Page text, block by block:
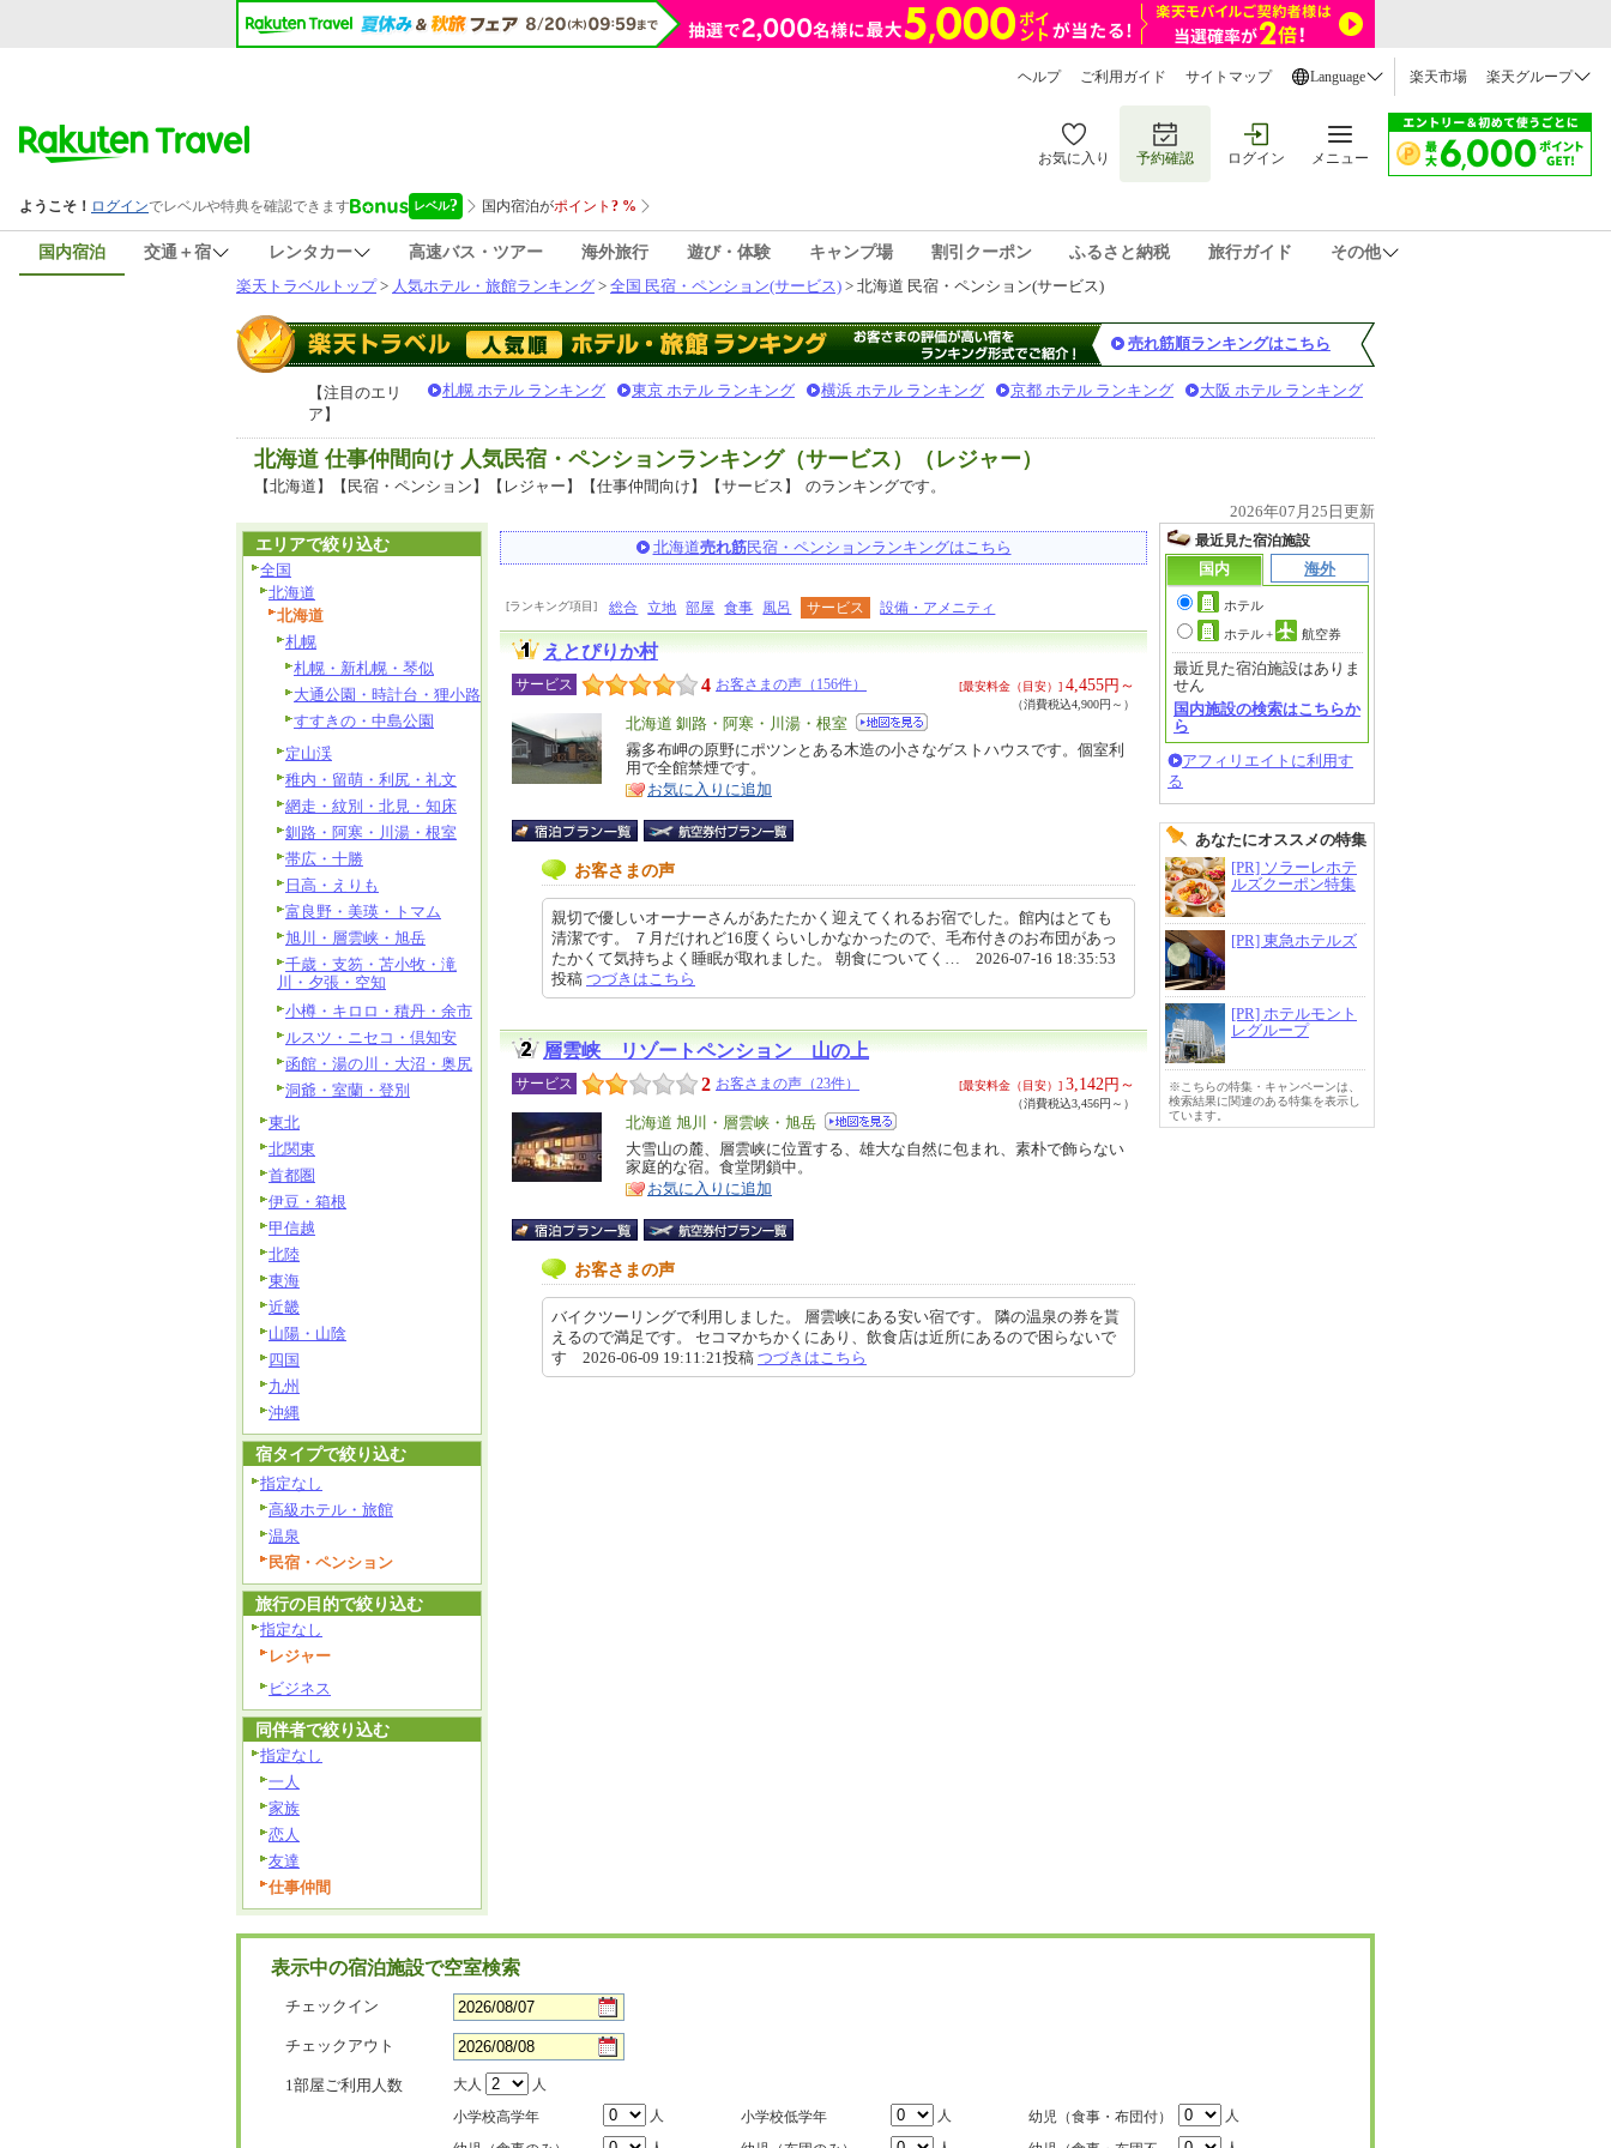
ヘルプ ご利用ガイド サイトマップ Language 楽天市場 楽天グループ
お気に入り 予約確認 ログイン メニュー
国内宿泊 交通＋宿 レンタカー 高速バス・ツアー 海外旅行 遊び・体験 キャンプ場 割引クーポン ふるさと納税 旅行ガイド
その他
楽天トラベルトップ> 人気ホテル・旅館ランキング > 全国 民宿・ペンション(サービス) > 北海道 民宿・ペンション(サービス)
売れ筋順ランキングはこちら
【注目のエリ
ア】
札幌 ホテル ランキング 東京 ホテル ランキング 横浜 ホテル ランキング 京都 ホテル ランキング 大阪 ホテル ランキング
北海道 仕事仲間向け 人気民宿・ペンションランキング（サービス）（レジャー）
【北海道】【民宿・ペンション】【レジャー】【仕事仲間向け】【サービス】
のランキングです。
2026年07月25日更新
北海道売れ筋民宿・ペンションランキングはこちら
[ランキング項目] 総合 立地 部屋 食事 風呂 サービス 設備・アメニティ
えとぴりか村
サービス 4 お客さまの声（156件） [最安料金（目安）] 4,455円～
（消費税込4,900円～）
エ
リ
ア
北海道 釧路・阿寒・川湯・根室
特
徴
霧多布岬の原野にポツンとある木造の小さなゲストハウスです。個室利
用で全館禁煙です。
お気に入りに追加
お客さまの声
親切で優しいオーナーさんがあたたかく迎えてくれるお宿でした。館内はとても
清潔です。 ７月だけれど16度くらいしかなかったので、毛布付きのお布団があっ
たかくて気持ちよく睡眠が取れました。 朝食についてく… 2026-07-16 18:35:53
投稿 つづきはこちら
層雲峡 リゾートペンション 山の上
サービス 2 お客さまの声（23件） [最安料金（目安）] 3,142 円～
（消費税込3,456円～）
エ
リ
ア
北海道 旭川・層雲峡・旭岳
特
徴
大雪山の麓、層雲峡に位置する、雄大な自然に包まれ、素朴で飾らない
家庭的な宿。食堂閉鎖中。
お気に入りに追加
お客さまの声
バイクツーリングで利用しました。 層雲峡にある安い宿です。 隣の温泉の券を貰
えるので満足です。 セコマかちかくにあり、飲食店は近所にあるので困らないで
す 2026-06-09 19:11:21投稿 つづきはこちら
最近見た宿泊施設
国内
海外
ホテル
ホテル+ 航空券
最近見た宿泊施設はありま
せん
国内施設の検索はこちらか
ら
アフィリエイトに利用す
る
あなたにオススメの特集
[PR] ソラーレホテ
ルズクーポン特集
[PR] 東急ホテルズ
[PR] ホテルモント
レグループ
※こちらの特集・キャンペーンは、
検索結果に関連のある特集を表示し
ています。
エリアで絞り込む
全国
北海道
北海道
札幌
札幌・新札幌・琴似
大通公園・時計台・狸小路
すすきの・中島公園
定山渓
稚内・留萌・利尻・礼文
網走・紋別・北見・知床
釧路・阿寒・川湯・根室
帯広・十勝
日高・えりも
富良野・美瑛・トマム
旭川・層雲峡・旭岳
千歳・支笏・苫小牧・滝
川・夕張・空知
小樽・キロロ・積丹・余市
ルスツ・ニセコ・倶知安
函館・湯の川・大沼・奥尻
洞爺・室蘭・登別
東北
北関東
首都圏
伊豆・箱根
甲信越
北陸
東海
近畿
山陽・山陰
四国
九州
沖縄
宿タイプで絞り込む
指定なし
高級ホテル・旅館
温泉
民宿・ペンション
旅行の目的で絞り込む
指定なし
レジャー
ビジネス
同伴者で絞り込む
指定なし
一人
家族
恋人
友達
仕事仲間
表示中の宿泊施設で空室検索
チェックイン
チェックアウト
1部屋ご利用人数 大人
人
小学校高学年
人 小学校低学年 人 幼児（食事・布団付）
人